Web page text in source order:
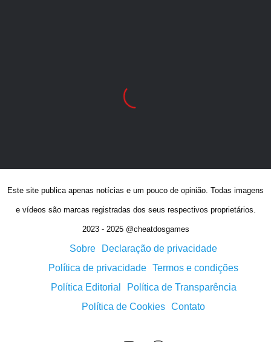
Este site publica apenas notícias e um pouco de opinião. Todas imagens
e vídeos são marcas registradas dos seus respectivos proprietários.
2023 - 2025 @cheatdosgames
Sobre
Declaração de privacidade
Política de privacidade Termos e condições
Política Editorial
Política de Transparência
Política de Cookies Contato